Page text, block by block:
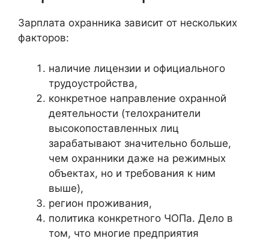
Зарплата охранника зависит от нескольких
факторов:
наличие лицензии и официального
трудоустройства,
конкретное направление охранной
деятельности (телохранители
высокопоставленных лиц
зарабатывают значительно больше,
чем охранники даже на режимных
объектах, но и требования к ним
выше),
регион проживания,
политика конкретного ЧОПа. Дело в
том, что многие предприятия